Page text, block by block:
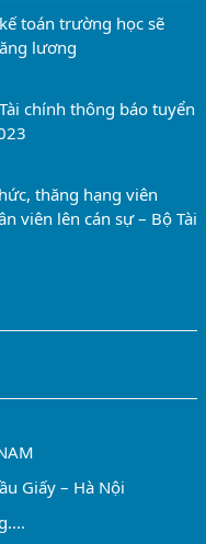
toán trường học sẽ
lương
chính thông báo tuyển
thăng hạng viên
viên lên cán sự – Bộ Tài
Giấy – Hà Nội